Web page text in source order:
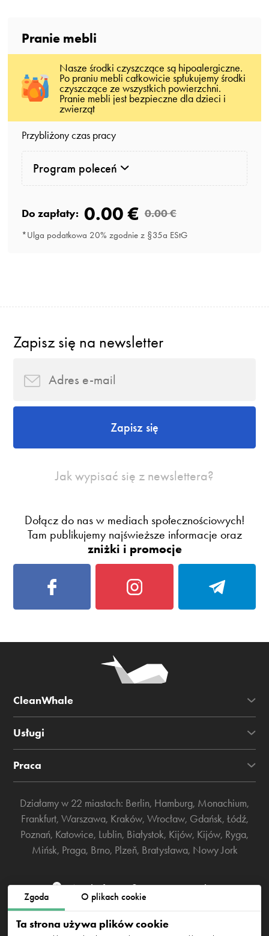
Zgoda O plikach cookie
Ta strona używa plików cookie
Pranie mebli
Nasze środki czyszczące są hipoalergiczne.
Po praniu mebli całkowicie spłukujemy środki
czyszczące ze wszystkich powierzchni.
Pranie mebli jest bezpieczne dla dzieci i
zwierząt
Przybliżony czas pracy
Program poleceń
Do zapłaty: 0.00 € 0.00 €
*Ulga podatkowa 20% zgodnie z §35a EStG
Zapisz się na newsletter
Zapisz się
Jak wypisać się z newslettera?
Dołącz do nas w mediach społecznościowych!
Tam publikujemy najświeższe informacje oraz
zniżki i promocje
CleanWhale
Usługi
Praca
Działamy w 22 miastach: Berlin, Hamburg, Monachium,
Frankfurt, Warszawa, Kraków, Wrocław, Gdańsk, Łódź,
Poznań, Katowice, Lublin, Białystok, Kijów, Kijów, Ryga,
Mińsk, Praga, Brno, Plzeň, Bratysława, Nowy Jork
Westhafenstraße 1, 13353 Berlin
info@cleanwhale.de